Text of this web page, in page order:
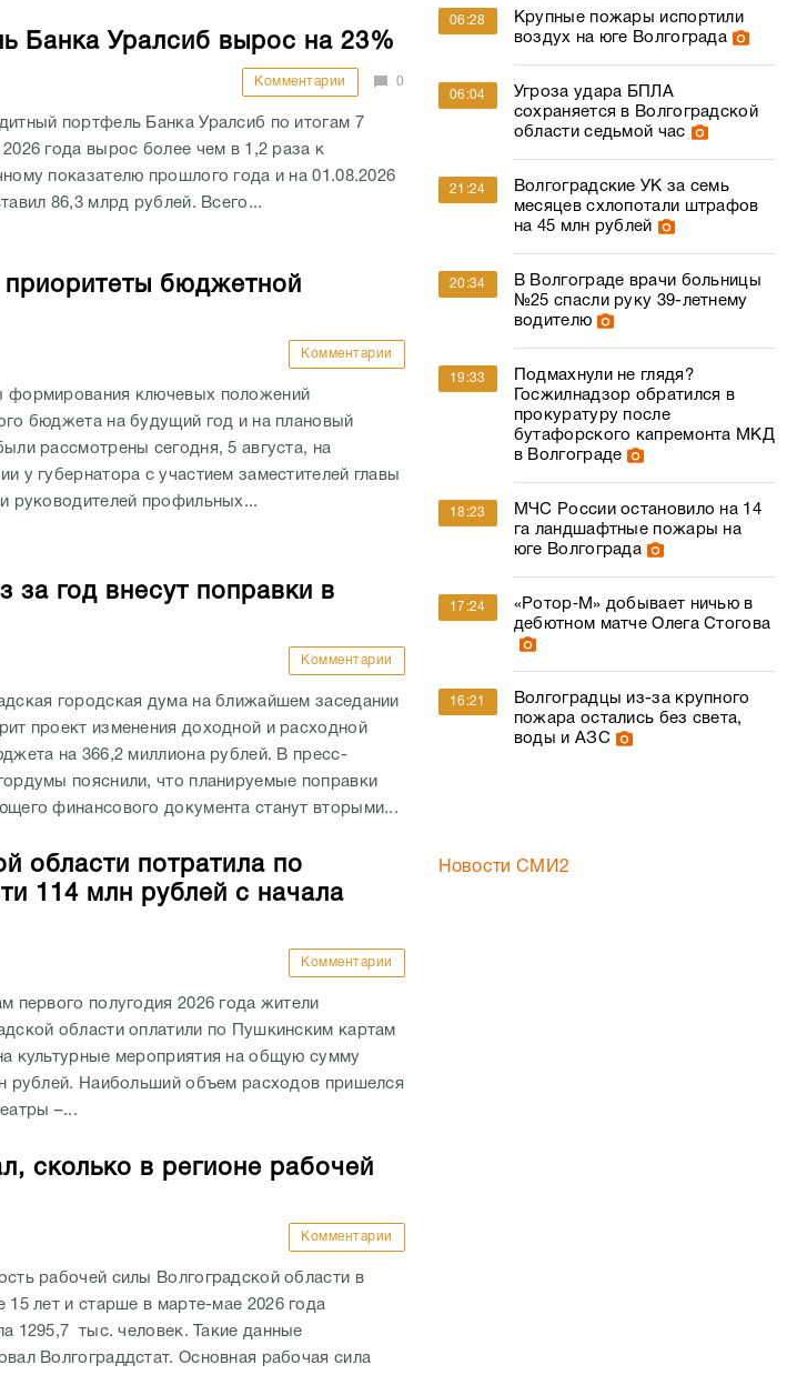
Банка Уралсиб вырос на 23%
Комментарии 0
портфель Банка Уралсиб по итогам 7
2026 года вырос более чем в 1,2 раза к
показателю прошлого года и на 01.08.2026
86,3 млрд рублей. Всего...
бюджетной
Комментарии
формирования ключевых положений
бюджета на будущий год и на плановый
рассмотрены сегодня, 5 августа, на
у губернатора с участием заместителей главы
и руководителей профильных...
за год внесут поправки в
Комментарии
городская дума на ближайшем заседании
проект изменения доходной и расходной
на 366,2 миллиона рублей. В пресс-
пояснили, что планируемые поправки
финансового документа станут вторыми...
области потратила по
114 млн рублей с начала
Комментарии
первого полугодия 2026 года жители
области оплатили по Пушкинским картам
культурные мероприятия на общую сумму
рублей. Наибольший объем расходов пришелся
–...
сколько в регионе рабочей
Комментарии
рабочей силы Волгоградской области в
15 лет и старше в марте-мае 2026 года
1295,7 тыс. человек. Такие данные
Волгограддстат. Основная рабочая сила
06:28
Крупные пожары испортили
воздух на юге Волгограда
06:04
Угроза удара БПЛА
сохраняется в Волгоградской
области седьмой час
21:24
Волгоградские УК за семь
месяцев схлопотали штрафов
на 45 млн рублей
20:34
В Волгограде врачи больницы
№25 спасли руку 39-летнему
водителю
19:33
Подмахнули не глядя?
Госжилнадзор обратился в
прокуратуру после
бутафорского капремонта МКД
в Волгограде
18:23
МЧС России остановило на 14
га ландшафтные пожары на
юге Волгограда
17:24
«Ротор‑М» добывает ничью в
дебютном матче Олега Стогова
16:21
Волгоградцы из-за крупного
пожара остались без света,
воды и АЗС
Новости СМИ2